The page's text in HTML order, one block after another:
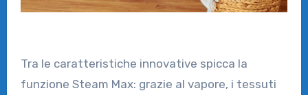
Tra le caratteristiche innovative spicca la
funzione Steam Max: grazie al vapore, i tessuti